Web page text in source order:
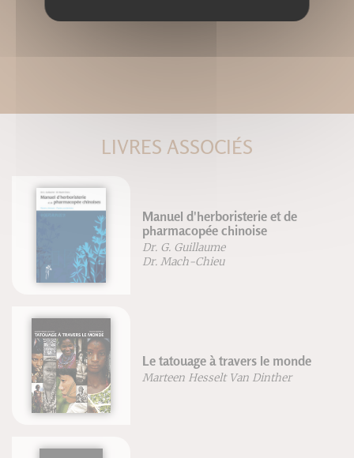
LIVRES ASSOCIÉS
Manuel d'herboristerie et de
pharmacopée chinoise
Dr. G. Guillaume
Dr. Mach-Chieu
Le tatouage à travers le monde
Marteen Hesselt Van Dinther